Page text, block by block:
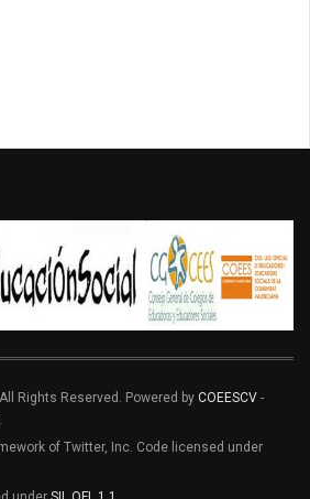
Rights Reserved. Powered by COEESCV -
of Twitter, Inc. Code licensed under